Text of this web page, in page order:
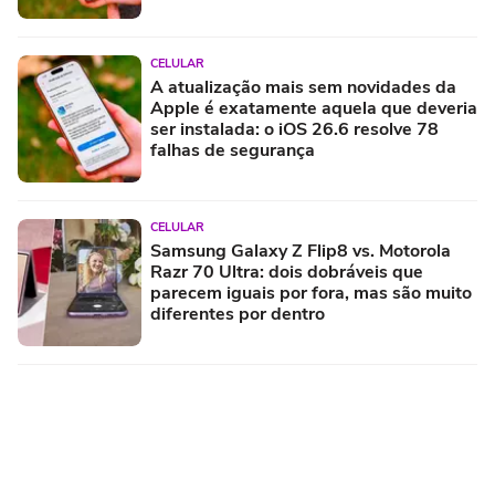
CELULAR
A atualização mais sem novidades da
Apple é exatamente aquela que deveria
ser instalada: o iOS 26.6 resolve 78
falhas de segurança
CELULAR
Samsung Galaxy Z Flip8 vs. Motorola
Razr 70 Ultra: dois dobráveis que
parecem iguais por fora, mas são muito
diferentes por dentro